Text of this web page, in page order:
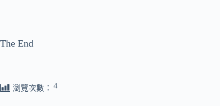
The End
瀏覽次數： 4